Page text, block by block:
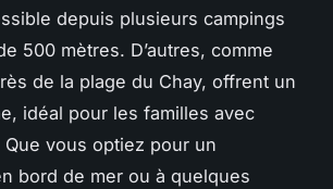
depuis plusieurs campings
500 mètres. D’autres, comme
de la plage du Chay, offrent un
idéal pour les familles avec
vous optiez pour un
bord de mer ou à quelques